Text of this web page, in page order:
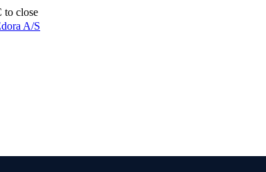
to close